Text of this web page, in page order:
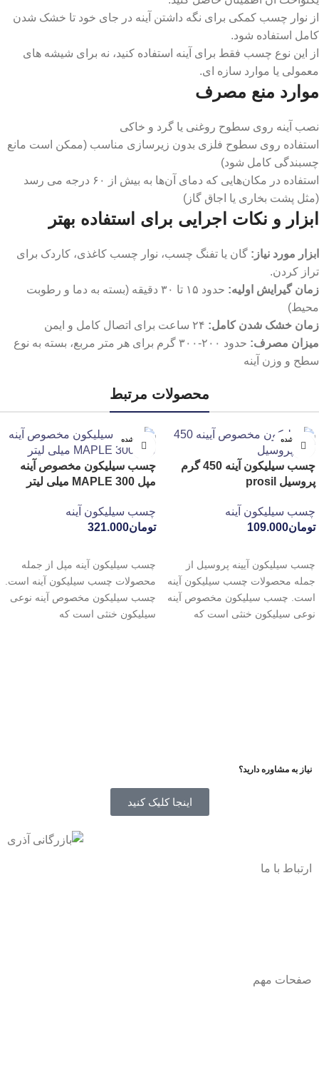
از نوار چسب کمکی برای نگه داشتن آینه در جای خود تا خشک شدن
کامل استفاده شود.
از این نوع چسب فقط برای آینه استفاده کنید، نه برای شیشه‌ های
معمولی یا موارد سازه‌ ای.
موارد منع مصرف
نصب آینه روی سطوح روغنی یا گرد و خاکی
استفاده روی سطوح فلزی بدون زیرسازی مناسب (ممکن است مانع
چسبندگی کامل شود)
استفاده در مکان‌هایی که دمای آن‌ها به بیش از ۶۰ درجه می‌ رسد
(مثل پشت بخاری یا اجاق گاز)
ابزار و نکات اجرایی برای استفاده بهتر
ابزار مورد نیاز : گان یا تفنگ چسب، نوار چسب کاغذی، کاردک برای
تراز کردن.
زمان گیرایش اولیه:
حدود ۱۵ تا ۳۰ دقیقه (بسته به دما و رطوبت
محیط)
زمان خشک شدن کامل:
میزان مصرف:
حدود ۲۰۰-۳۰۰ گرم برای هر متر مربع، بسته به نوع
سطح و وزن آینه
محصولات مرتبط
تمام شده
چسب سیلیکون آینه 450 گرم
پروسیل prosil
چسب سیلیکون آینه
تومان109.000
چسب سیلیکون آیینه پروسیل از
جمله محصولات چسب سیلیکون آینه
است. چسب سیلیکون مخصوص آینه
نوعی سیلیکون خنثی است که
تمام شده
چسب سیلیکون مخصوص آینه
مپل MAPLE 300 میلی لیتر
چسب سیلیکون آینه
تومان321.000
چسب سیلیکون آینه مپل از جمله
محصولات چسب سیلیکون آینه است.
چسب سیلیکون مخصوص آینه نوعی
سیلیکون خنثی است که
نیاز به مشاوره دارید؟
اینجا کلیک کنید
ارتباط با ما
صفحات مهم